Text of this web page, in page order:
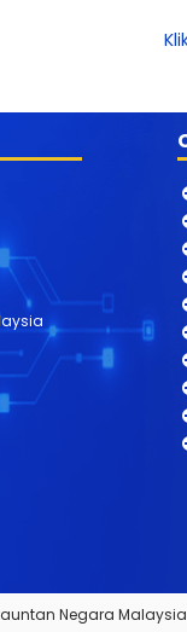
Negara Malaysia